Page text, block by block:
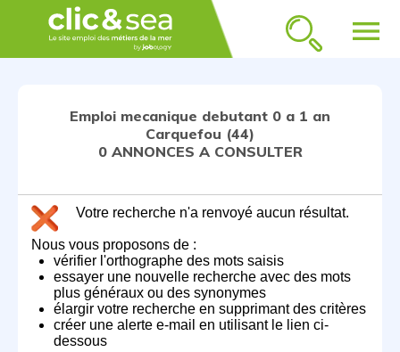
menu
Emploi mecanique debutant 0 a 1 an
Carquefou (44)
0 ANNONCES A CONSULTER
Votre recherche n'a renvoyé aucun résultat.
Nous vous proposons de :
vérifier l'orthographe des mots saisis
essayer une nouvelle recherche avec des mots
plus généraux ou des synonymes
élargir votre recherche en supprimant des critères
créer une alerte e-mail en utilisant le lien ci-
dessous